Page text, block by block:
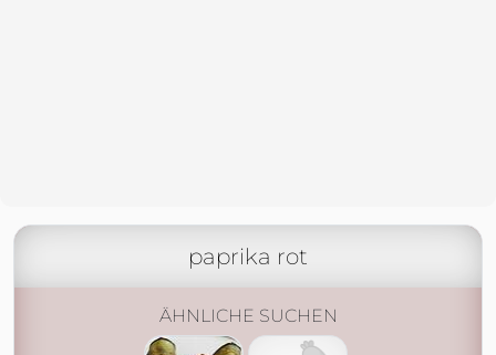
paprika rot
ÄHNLICHE SUCHEN